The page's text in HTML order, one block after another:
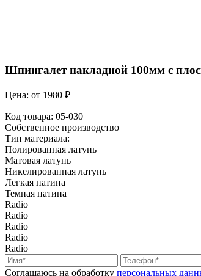
Шпингалет накладной 100мм с
Цена: от 1980 ₽
Код товара: 05-030
Собственное производство
Тип материала:
Полированная латунь
Матовая латунь
Никелированная латунь
Легкая патина
Темная патина
Radio
Radio
Radio
Radio
Radio
Соглашаюсь на обработку персональных